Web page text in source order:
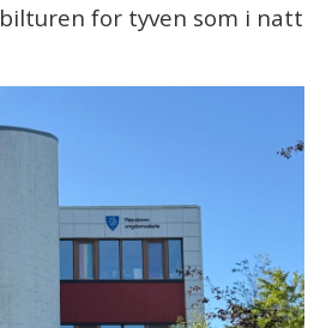
for tyven som i natt